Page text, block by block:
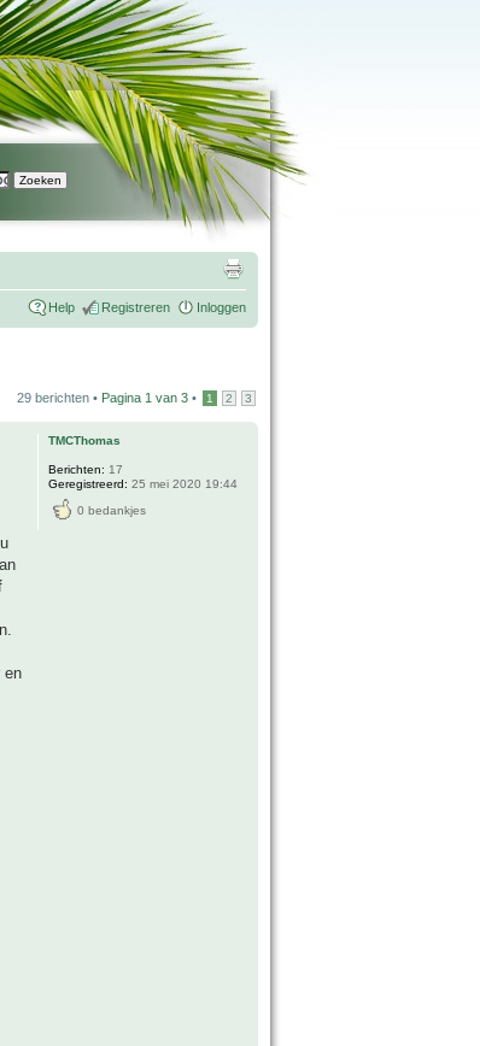
Help Registreren Inloggen
29 berichten • Pagina 1 van 3 • 1 2 3
en
TMCThomas
Berichten: 17
Geregistreerd: 25 mei 2020 19:44
0 bedankjes